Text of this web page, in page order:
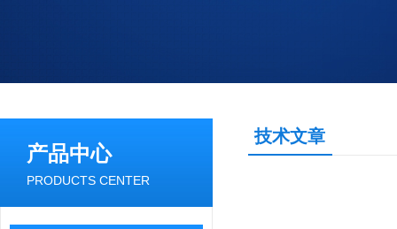
产品中心
PRODUCTS CENTER
技术文章